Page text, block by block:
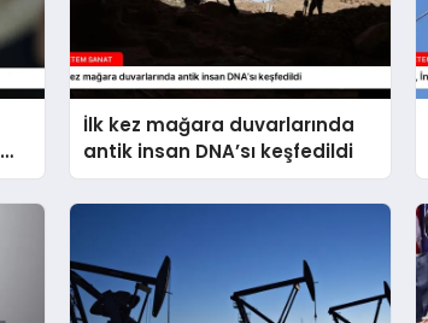
İlk kez mağara duvarlarında
antik insan DNA’sı keşfedildi